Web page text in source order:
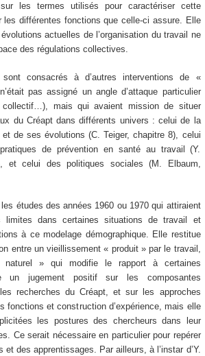
les termes utilisés pour caractériser cette
différentes fonctions que celle-ci assure. Elle
actuelles de l’organisation du travail ne
des régulations collectives.
consacrés à d’autres interventions de «
pas assigné un angle d’attaque particulier
collectif…), mais qui avaient mission de situer
du Créapt dans différents univers : celui de la
et de ses évolutions (C. Teiger, chapitre 8), celui
de prévention en santé au travail (Y.
et celui des politiques sociales (M. Elbaum,
études des années 1960 ou 1970 qui attiraient
limites dans certaines situations de travail et
à ce modelage démographique. Elle restitue
entre un vieillissement « produit » par le travail,
» qui modifie le rapport à certaines
un jugement positif sur les composantes
recherches du Créapt, et sur les approches
fonctions et construction d’expérience, mais elle
les postures des chercheurs dans leur
Ce serait nécessaire en particulier pour repérer
et des apprentissages. Par ailleurs, à l’instar d’Y.